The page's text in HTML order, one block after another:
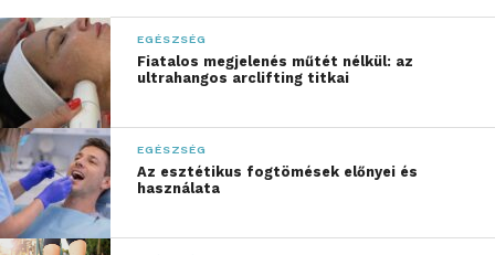
kellemetlenséggel jár, a felépülési idő rendkívül
rövid, így a mindennapi rutinba is könnyen
beilleszthető.
A professzionális
eszközöknek és a
szaktudásnak nagy
jelentősége van
EGÉSZSÉG
Fiatalos megjelenés műtét nélkül: az
ultrahangos arclifting titkai
EGÉSZSÉG
Az esztétikus fogtömések előnyei és
használata